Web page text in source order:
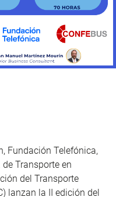
Fundación Telefónica,
de Transporte en
del Transporte
lanzan la II edición del